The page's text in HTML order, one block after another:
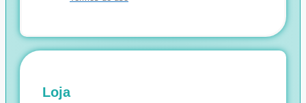
Loja